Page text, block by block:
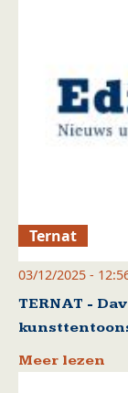
Ternat
03/12/2025 -
TERNAT -
Meer lezen